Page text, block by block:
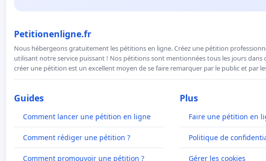
Petitionenligne.fr
Nous hébergeons gratuitement les pétitions en ligne. Créez une pétition
utilisant notre service puissant ! Nos pétitions sont mentionnées tous les jours dans
créer une pétition est un excellent moyen de se faire remarquer par le public et par
Guides
Comment lancer une pétition en ligne
Comment rédiger une pétition ?
Comment promouvoir une pétition ?
Plus
Faire une pétition en
Politique de
Gérer les cookies